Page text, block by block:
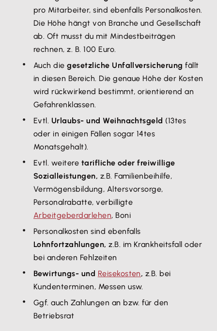
pro Mitarbeiter, sind ebenfalls Personalkosten.
Die Höhe hängt von Branche und Gesellschaft
ab. Oft musst du mit Mindestbeiträgen
rechnen, z. B. 100 Euro.
Auch diegesetzliche Unfallversicherung fällt
in diesen Bereich. Die genaue Höhe der Kosten
wird rückwirkend bestimmt, orientierend an
Gefahrenklassen.
Evtl. Urlaubs- und Weihnachtsgeld (13tes
oder in einigen Fällen sogar 14tes
Monatsgehalt).
Evtl. weitere tarifliche oder freiwillige
Sozialleistungen, z.B. Familienbeihilfe,
Vermögensbildung, Altersvorsorge,
Personalrabatte, verbilligte
Arbeitgeberdarlehen, Boni
Personalkosten sind ebenfalls
Lohnfortzahlungen, z.B. im Krankheitsfall oder
bei anderen Fehlzeiten
Bewirtungs- und Reisekosten, z.B. bei
Kundenterminen, Messen usw.
Ggf. auch Zahlungen an bzw. für den
Betriebsrat